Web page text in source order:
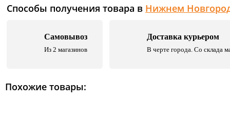
Способы получения товара в Нижнем
Самовывоз
Из 2 магазинов
Доставка курьером
В черте города. Со склада
Похожие товары: